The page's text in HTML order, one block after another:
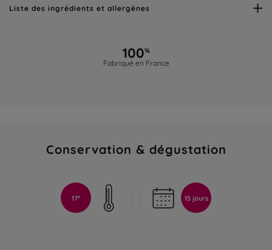
Liste des ingrédients et allergènes
100%
Fabriqué en France
Conservation & dégustation
17° 15 jours